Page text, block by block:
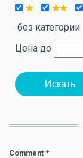
без категории
Цена до
Искать
Comment *